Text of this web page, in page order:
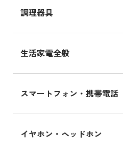
調理器具
生活家電全般
スマートフォン・携帯電話
イヤホン・ヘッドホン